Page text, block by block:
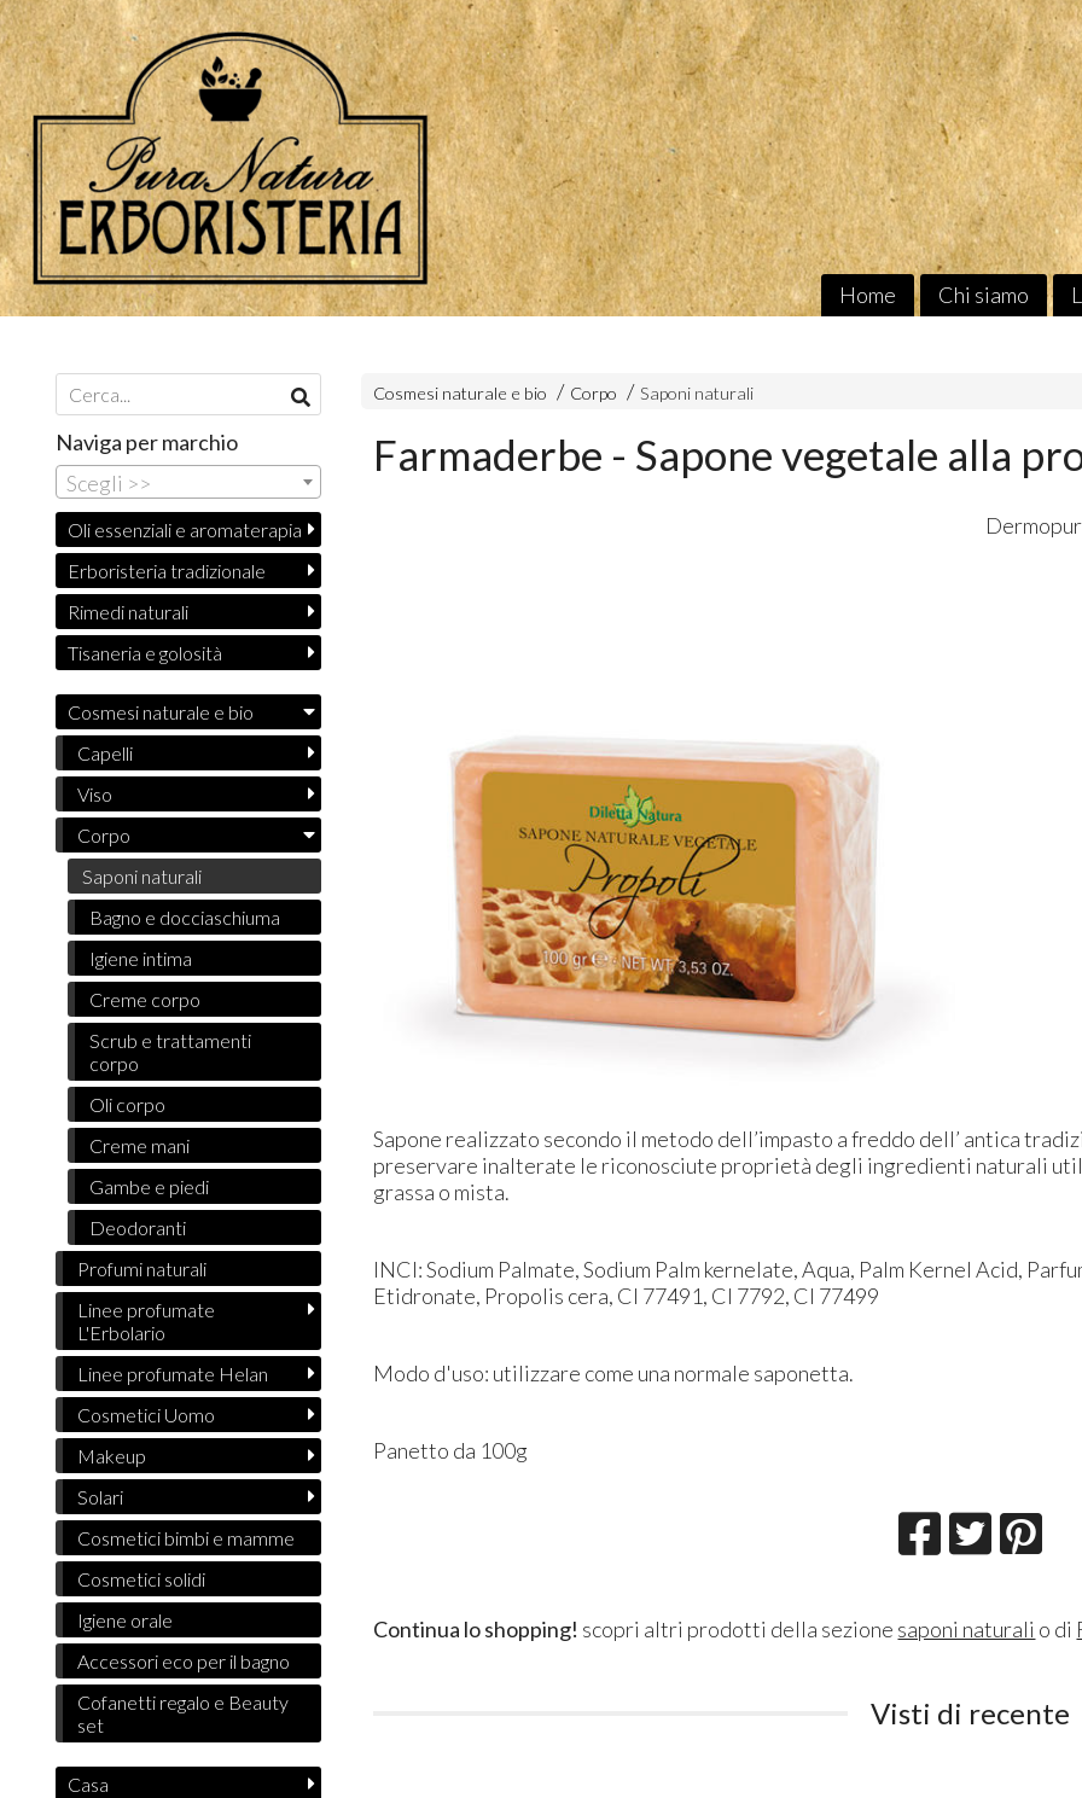
Home Chi siamo
Cosmesi naturale e bio Corpo Saponi naturali
Farmaderbe - Sapone vegetale alla
Sapone realizzato secondo il metodo dell’impasto a freddo dell’ antica
preservare inalterate le riconosciute proprietà degli ingredienti naturali
grassa o mista.
INCI: Sodium Palmate, Sodium Palm kernelate, Aqua, Palm Kernel Acid,
Etidronate, Propolis cera, CI 77491, CI 7792, CI 77499
Modo d'uso: utilizzare come una normale saponetta.
Panetto da 100g
Continua lo shopping! scopri altri prodotti della sezione saponi naturali o di
Visti di recente
Naviga per marchio
Scegli >>
Oli essenziali e aromaterapia
Erboristeria tradizionale
Rimedi naturali
Tisaneria e golosità
Cosmesi naturale e bio
Capelli
Viso
Corpo
Saponi naturali
Bagno e docciaschiuma
Igiene intima
Creme corpo
Scrub e trattamenti
corpo
Oli corpo
Creme mani
Gambe e piedi
Deodoranti
Profumi naturali
Linee profumate
L'Erbolario
Linee profumate Helan
Cosmetici Uomo
Makeup
Solari
Cosmetici bimbi e mamme
Cosmetici solidi
Igiene orale
Accessori eco per il bagno
Cofanetti regalo e Beauty
set
Casa